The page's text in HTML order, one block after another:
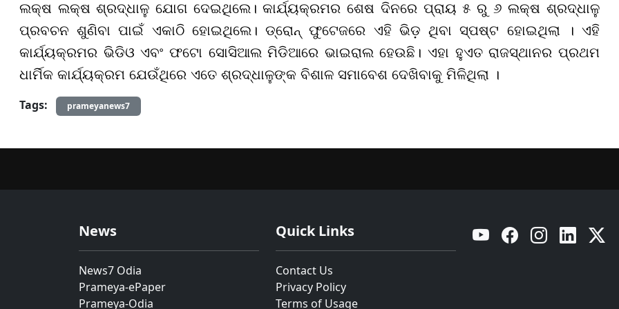
ଲକ୍ଷ ଲକ୍ଷ ଶ୍ରଦ୍ଧାଳୁ ଯୋଗ ଦେଇଥିଲେ। କାର୍ଯ୍ୟକ୍ରମର ଶେଷ ଦିନରେ ପ୍ରାୟ ୫ ରୁ ୬ ଲକ୍ଷ ଶ୍ରଦ୍ଧାଳୁ
ପ୍ରବଚନ ଶୁଣିବା ପାଇଁ ଏକାଠି ହୋଇଥିଲେ। ଡ୍ରୋନ୍ ଫୁଟେଜରେ ଏହି ଭିଡ଼ ଥିବା ସ୍ପଷ୍ଟ ହୋଇଥିଲା । ଏହି
କାର୍ଯ୍ୟକ୍ରମର ଭିଡିଓ ଏବଂ ଫଟୋ ସୋସିଆଲ ମିଡିଆରେ ଭାଇରାଲ ହେଉଛି। ଏହା ହୁଏତ ରାଜସ୍ଥାନର ପ୍ରଥମ
ଧାର୍ମିକ କାର୍ଯ୍ୟକ୍ରମ ଯେଉଁଥିରେ ଏତେ ଶ୍ରଦ୍ଧାଳୁଙ୍କ ବିଶାଳ ସମାବେଶ ଦେଖିବାକୁ ମିଳିଥିଲା ।
Tags:
prameyanews7
News
News7 Odia
Prameya-ePaper
Prameya-Odia
Quick Links
Contact Us
Privacy Policy
Terms of Usage
YouTube Facebook Instagram